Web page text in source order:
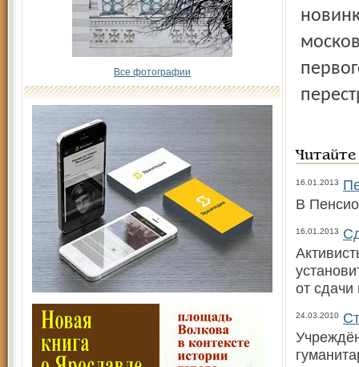
Все фотографии
16.01.2013
В
16.01.2013
от сдачи
24.03.2010